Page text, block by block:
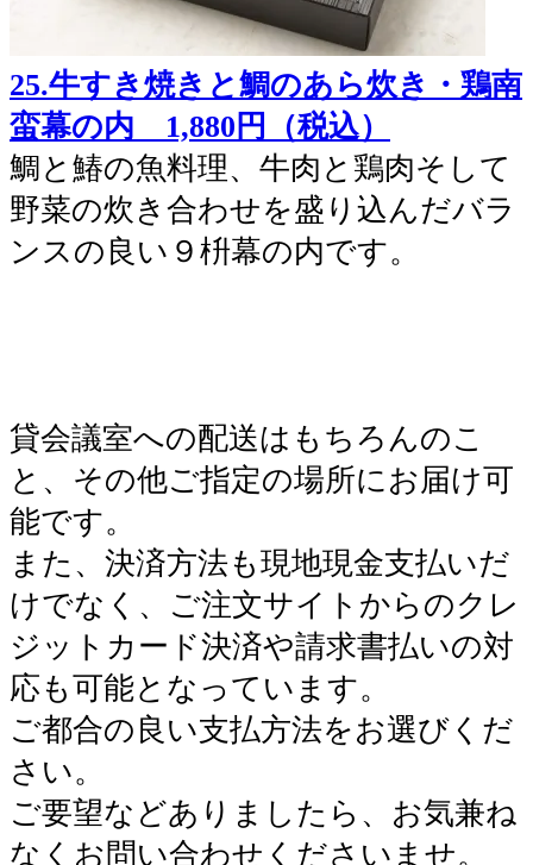
25.牛すき焼きと鯛のあら炊き・鶏南
蛮幕の内 1,880円（税込）
鯛と鰆の魚料理、牛肉と鶏肉そして
野菜の炊き合わせを盛り込んだバラ
ンスの良い９枡幕の内です。
貸会議室への配送はもちろんのこ
と、その他ご指定の場所にお届け可
能です。
また、決済方法も現地現金支払いだ
けでなく、ご注文サイトからのクレ
ジットカード決済や請求書払いの対
応も可能となっています。
ご都合の良い支払方法をお選びくだ
さい。
ご要望などありましたら、お気兼ね
なくお問い合わせくださいませ。